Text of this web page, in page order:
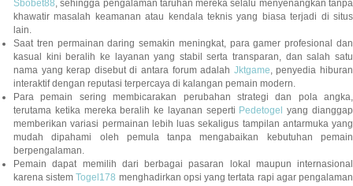
Sbobet88 , sehingga pengalaman taruhan mereka selalu menyenangkan tanpa
khawatir masalah keamanan atau kendala teknis yang biasa terjadi di situs
lain.
Saat tren permainan daring semakin meningkat, para gamer profesional dan
kasual kini beralih ke layanan yang stabil serta transparan, dan salah satu
nama yang kerap disebut di antara forum adalah Jktgame , penyedia hiburan
interaktif dengan reputasi terpercaya di kalangan pemain modern.
Para pemain sering membicarakan perubahan strategi dan pola angka,
terutama ketika mereka beralih ke layanan seperti Pedetogel yang dianggap
memberikan variasi permainan lebih luas sekaligus tampilan antarmuka yang
mudah dipahami oleh pemula tanpa mengabaikan kebutuhan pemain
berpengalaman.
Pemain dapat memilih dari berbagai pasaran lokal maupun internasional
karena sistemTogel178 menghadirkan opsi yang tertata rapi agar pengalaman